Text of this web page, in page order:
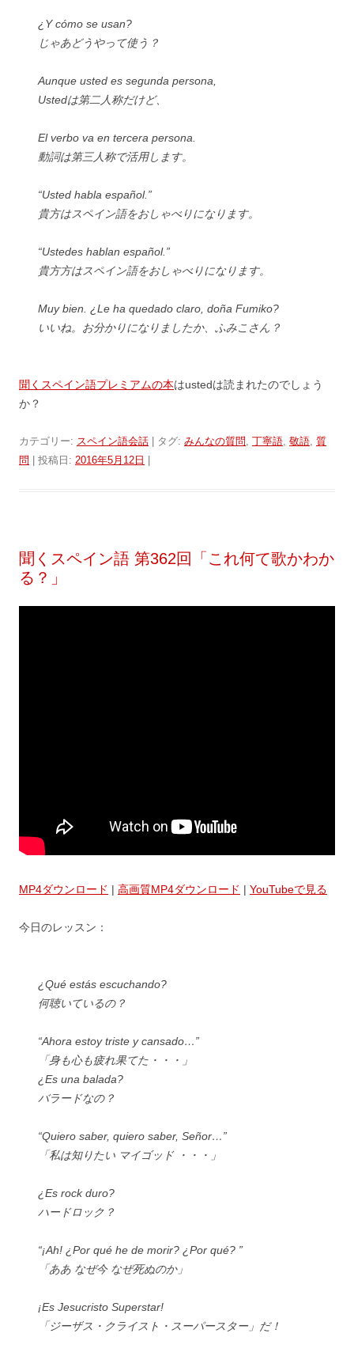
¿Y cómo se usan?
じゃあどうやって使う？
Aunque usted es segunda persona,
Ustedは第二人称だけど、
El verbo va en tercera persona.
動詞は第三人称で活用します。
“Usted habla español.”
貴方はスペイン語をおしゃべりになります。
“Ustedes hablan español.”
貴方方はスペイン語をおしゃべりになります。
Muy bien. ¿Le ha quedado claro, doña Fumiko?
いいね。お分かりになりましたか、ふみこさん？
聞くスペイン語プレミアムの本はustedは読まれたのでしょう
か？
カテゴリー: スペイン語会話 | タグ: みんなの質問 丁寧語 敬語 質
問 | 投稿日: 2016年5月12日 |
聞くスペイン語 第362回「これ何て歌かわか
る？」
MP4ダウンロード | 高画質MP4ダウンロード | YouTubeで見る
今日のレッスン：
¿Qué estás escuchando?
何聴いているの？
“Ahora estoy triste y cansado…”
「身も心も疲れ果てた・・・」
¿Es una balada?
バラードなの？
“Quiero saber, quiero saber, Señor…”
「私は知りたい マイゴッド ・・・」
¿Es rock duro?
ハードロック？
“¡Ah! ¿Por qué he de morir? ¿Por qué? ”
「ああ なぜ今 なぜ死ぬのか」
¡Es Jesucristo Superstar!
「ジーザス・クライスト・スーパースター」だ！